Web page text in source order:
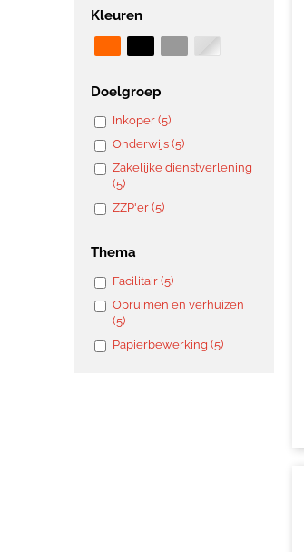
Kleuren
Doelgroep
Inkoper (5)
Onderwijs (5)
Zakelijke dienstverlening
(5)
ZZP'er (5)
Thema
Facilitair (5)
Opruimen en verhuizen
(5)
Papierbewerking (5)